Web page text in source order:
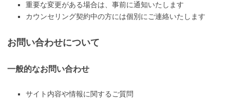
重要な変更がある場合は、事前に通知いたします
カウンセリング契約中の方には個別にご連絡いたします
お問い合わせについて
一般的なお問い合わせ
サイト内容や情報に関するご質問